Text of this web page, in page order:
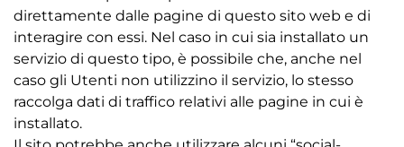
direttamente dalle pagine di questo sito web e di
interagire con essi. Nel caso in cui sia installato un
servizio di questo tipo, è possibile che, anche nel
caso gli Utenti non utilizzino il servizio, lo stesso
raccolga dati di traffico relativi alle pagine in cui è
installato.